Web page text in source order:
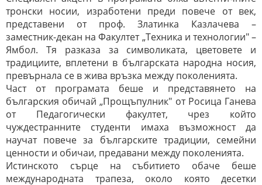
тронски носии, изработени преди повече от век,
представени от проф. Златинка Казлачева –
заместник-декан на Факултет „Техника и технологии" –
Ямбол. Тя разказа за символиката, цветовете и
традициите, вплетени в българската народна носия,
превърнала се в жива връзка между поколенията.
Част от програмата беше и представянето на
българския обичай „Прощъпулник" от Росица Ганева
от Педагогически факултет, чрез който
чуждестранните студенти имаха възможност да
научат повече за българските традиции, семейни
ценности и обичаи, предавани между поколенията.
Истинското сърце на събитието обаче беше
международната трапеза, около която десетки